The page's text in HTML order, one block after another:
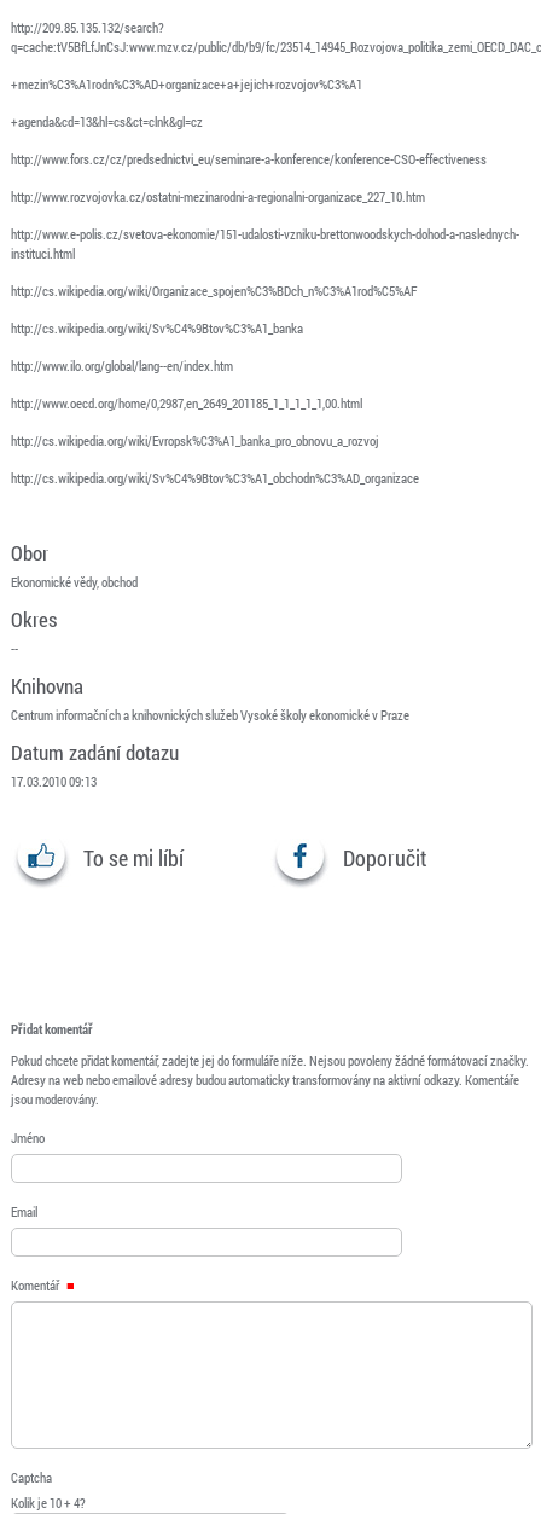
http://209.85.135.132/search?
q=cache:tV5BfLfJnCsJ:www.mzv.cz/public/db/b9/fc/
+mezin%C3%A1rodn%C3%AD+organizace+a+jejich+rozvojov%C3%A1
+agenda&cd=13&hl=cs&ct=clnk&gl=cz
http://www.fors.cz/cz/predsednictvi_eu/seminare-a-konference/konference-CSO-effectiveness
http://www.rozvojovka.cz/ostatni-mezinarodni-a-regionalni-organizace_227_10.htm
http://www.e-polis.cz/svetova-ekonomie/151-udalosti-vzniku-brettonwoodskych-dohod-a-naslednych-
instituci.html
http://cs.wikipedia.org/wiki/Organizace_spojen%C3%BDch_n%C3%A1rod%C5%AF
http://cs.wikipedia.org/wiki/Sv%C4%9Btov%C3%A1_banka
http://www.ilo.org/global/lang--en/index.htm
http://www.oecd.org/home/0,2987,en_2649_201185_1_1_1_1_1,00.html
http://cs.wikipedia.org/wiki/Evropsk%C3%A1_banka_pro_obnovu_a_rozvoj
http://cs.wikipedia.org/wiki/Sv%C4%9Btov%C3%A1_obchodn%C3%AD_organizace
Obor
Ekonomické vědy, obchod
Okres
--
Knihovna
Centrum informačních a knihovnických služeb Vysoké školy ekonomické v Praze
Datum zadání dotazu
17.03.2010 09:13
To se mi líbí Doporučit
Přidat komentář
Pokud chcete přidat komentář, zadejte jej do formuláře níže. Nejsou povoleny žádné formátovací značky.
Adresy na web nebo emailové adresy budou automaticky transformovány na aktivní odkazy. Komentáře
jsou moderovány.
Jméno
Email
Komentář
Captcha
Kolik je 10 + 4?